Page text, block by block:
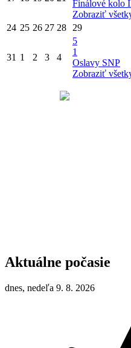
Finálové kolo
Zobraziť
24 25 26 27 28 29
31 1 2 3 4
5
1
Oslavy SNP
Zobraziť
Aktuálne počasie
dnes, nedeľa 9. 8. 2026